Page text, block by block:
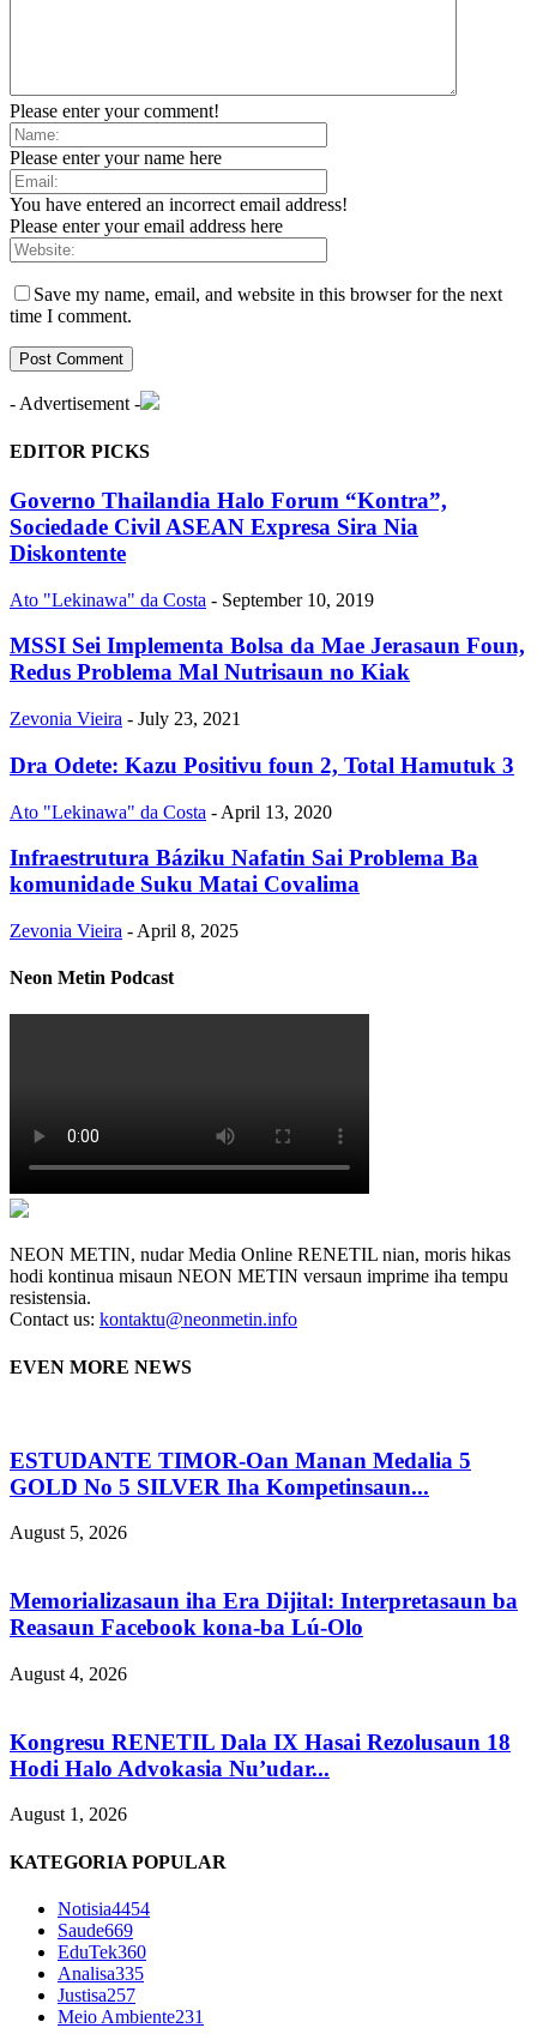
Please enter your comment!
Please enter your name here
You have entered an incorrect email address!
Please enter your email address here
Save my name, email, and website in this browser for the next
time I comment.
- Advertisement -
EDITOR PICKS
Governo Thailandia Halo Forum “Kontra”,
Sociedade Civil ASEAN Expresa Sira Nia
Diskontente
Ato "Lekinawa" da Costa - September 10, 2019
MSSI Sei Implementa Bolsa da Mae Jerasaun Foun,
Redus Problema Mal Nutrisaun no Kiak
Zevonia Vieira - July 23, 2021
Dra Odete: Kazu Positivu foun 2, Total Hamutuk 3
Ato "Lekinawa" da Costa - April 13, 2020
Infraestrutura Báziku Nafatin Sai Problema Ba
komunidade Suku Matai Covalima
Zevonia Vieira - April 8, 2025
Neon Metin Podcast
NEON METIN, nudar Media Online RENETIL nian, moris hikas
hodi kontinua misaun NEON METIN versaun imprime iha tempu
resistensia.
Contact us: kontaktu@neonmetin.info
EVEN MORE NEWS
ESTUDANTE TIMOR-Oan Manan Medalia 5
GOLD No 5 SILVER Iha Kompetinsaun...
August 5, 2026
Memorializasaun iha Era Dijital: Interpretasaun ba
Reasaun Facebook kona-ba Lú-Olo
August 4, 2026
Kongresu RENETIL Dala IX Hasai Rezolusaun 18
Hodi Halo Advokasia Nu’udar...
August 1, 2026
KATEGORIA POPULAR
Notisia4454
Saude669
EduTek360
Analisa335
Justisa257
Meio Ambiente231